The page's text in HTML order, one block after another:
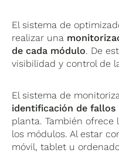
El sistema de
realizar una
de cada módulo. De
visibilidad y control de
El sistema de
identificación de fallos
planta. También ofrece
los módulos. Al estar
móvil, tablet u